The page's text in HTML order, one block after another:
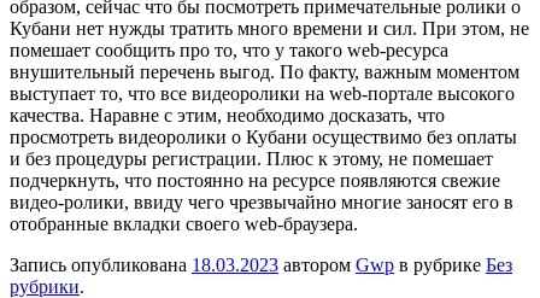
образом, сейчас что бы посмотреть примечательные ролики о
Кубани нет нужды тратить много времени и сил. При этом, не
помешает сообщить про то, что у такого web-ресурса
внушительный перечень выгод. По факту, важным моментом
выступает то, что все видеоролики на web-портале высокого
качества. Наравне с этим, необходимо досказать, что
просмотреть видеоролики о Кубани осуществимо без оплаты
и без процедуры регистрации. Плюс к этому, не помешает
подчеркнуть, что постоянно на ресурсе появляются свежие
видео-ролики, ввиду чего чрезвычайно многие заносят его в
отобранные вкладки своего web-браузера.
Запись опубликована 18.03.2023 автором Gwp в рубрике Без
рубрики.